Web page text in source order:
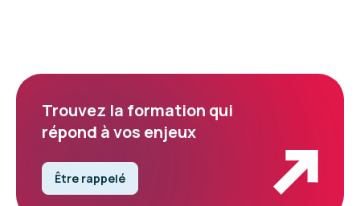
Trouvez la formation qui
répond à vos enjeux
Être rappelé